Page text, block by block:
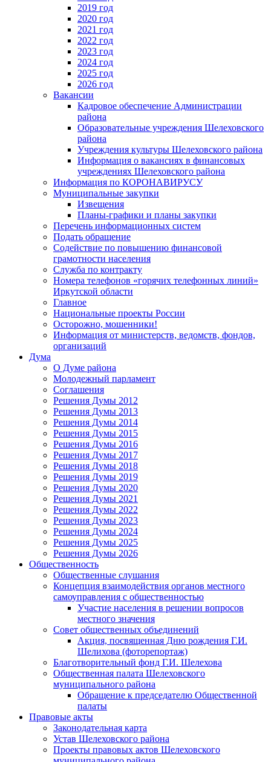
2019 год
2020 год
2021 год
2022 год
2023 год
2024 год
2025 год
2026 год
Вакансии
Кадровое обеспечение Администрации
района
Образовательные учреждения Шелеховского
района
Учреждения культуры Шелеховского района
Информация о вакансиях в финансовых
учреждениях Шелеховского района
Информация по КОРОНАВИРУСУ
Муниципальные закупки
Извещения
Планы-графики и планы закупки
Перечень информационных систем
Подать обращение
Содействие по повышению финансовой
грамотности населения
Служба по контракту
Номера телефонов «горячих телефонных линий»
Иркутской области
Главное
Национальные проекты России
Осторожно, мошенники!
Информация от министерств, ведомств, фондов,
организаций
Дума
О Думе района
Молодежный парламент
Соглашения
Решения Думы 2012
Решения Думы 2013
Решения Думы 2014
Решения Думы 2015
Решения Думы 2016
Решения Думы 2017
Решения Думы 2018
Решения Думы 2019
Решения Думы 2020
Решения Думы 2021
Решения Думы 2022
Решения Думы 2023
Решения Думы 2024
Решения Думы 2025
Решения Думы 2026
Общественность
Общественные слушания
Концепция взаимодействия органов местного
самоуправления с общественностью
Участие населения в решении вопросов
местного значения
Совет общественных объединений
Акция, посвященная Дню рождения Г.И.
Шелихова (фоторепортаж)
Благотворительный фонд Г.И. Шелехова
Общественная палата Шелеховского
муниципального района
Обращение к председателю Общественной
палаты
Правовые акты
Законодательная карта
Устав Шелеховского района
Проекты правовых актов Шелеховского